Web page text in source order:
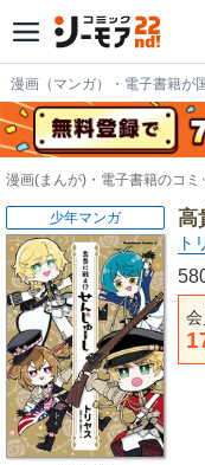
漫画（マンガ）・電子書籍が
漫画(まんが)・電子書籍のコミ
高
ト
少年マンガ